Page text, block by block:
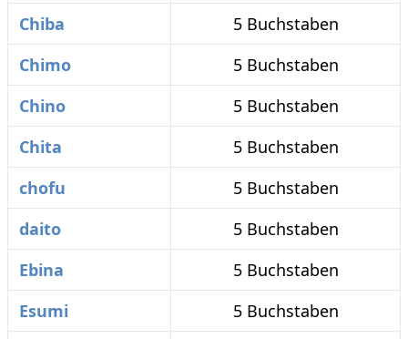
Chiba
5 Buchstaben
Chimo
5 Buchstaben
Chino
5 Buchstaben
Chita
5 Buchstaben
chofu
5 Buchstaben
daito
5 Buchstaben
Ebina
5 Buchstaben
Esumi
5 Buchstaben